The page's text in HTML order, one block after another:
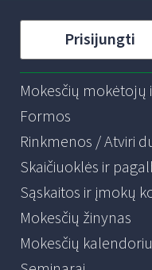
Prisijungti
Mokesčių mokėtojų
Formos
Rinkmenos / Atviri
Skaičiuoklės ir
Sąskaitos ir įmokų
Mokesčių žinynas
Mokesčių